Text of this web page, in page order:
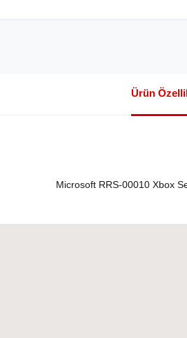
Ürün
Microsoft RRS-00010 Xbox